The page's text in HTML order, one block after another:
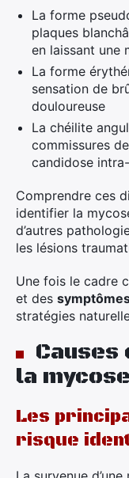
La forme
plaques
en laissant une
La forme
sensation de
douloureuse
La chéilite
commissures
candidose
Comprendre ces
identifier la
d’autres
les lésions
Une fois le cadre
et des
stratégies
Causes
la
Les
risque